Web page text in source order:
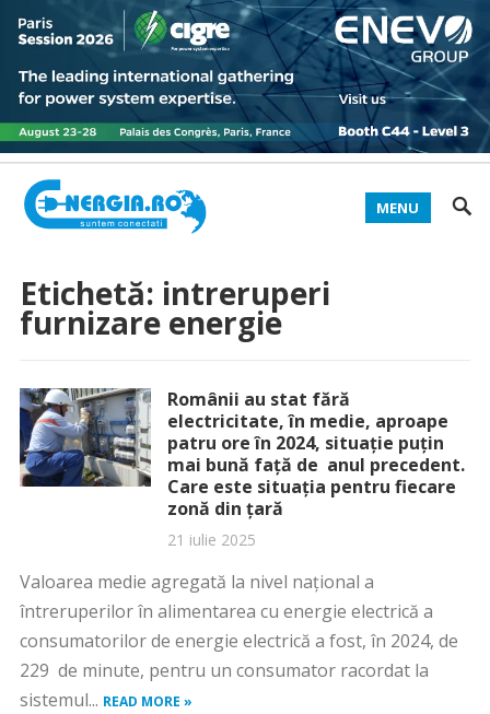
MENU
Etichetă: intreruperi
furnizare energie
Românii au stat fără
electricitate, în medie, aproape
patru ore în 2024, situație puțin
mai bună față de anul precedent.
Care este situația pentru fiecare
zonă din țară
21 iulie 2025
Valoarea medie agregată la nivel naţional a
întreruperilor în alimentarea cu energie electrică a
consumatorilor de energie electrică a fost, în 2024, de
229 de minute, pentru un consumator racordat la
sistemul... READ MORE »